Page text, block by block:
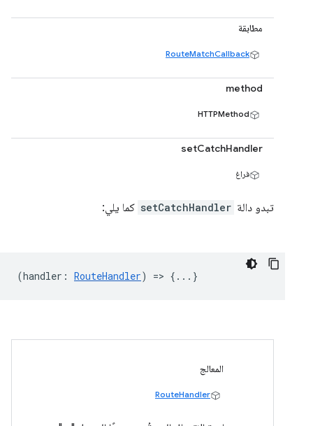
مطابقة
RouteMatchCallback
method
HTTPMethod
setCatchHandler
فراغ
تبدو دالة setCatchHandler كما يلي:
(handler : RouteHandler) => {...}
المعالج
RouteHandler